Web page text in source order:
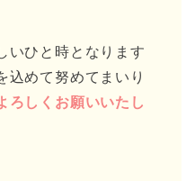
いひと時となります
込めて努めてまいり
ろしくお願いいたし